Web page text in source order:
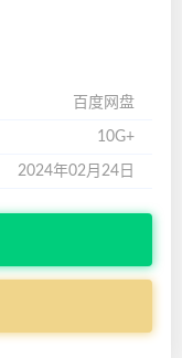
百度网盘
10G+
2024年02月24日